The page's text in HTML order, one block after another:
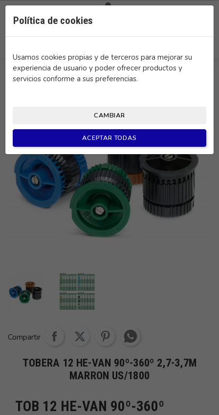
Política de cookies
Usamos cookies propias y de terceros para mejorar su
experiencia de usuario y poder ofrecer productos y
servicios conforme a sus preferencias.
CAMBIAR
ACEPTAR TODAS
Compartir
TOBERA 12 HE-VAN 90º-360º 2,7-3,7M
MARRON US/1800
TOB 12 HE-VAN 90º-360º